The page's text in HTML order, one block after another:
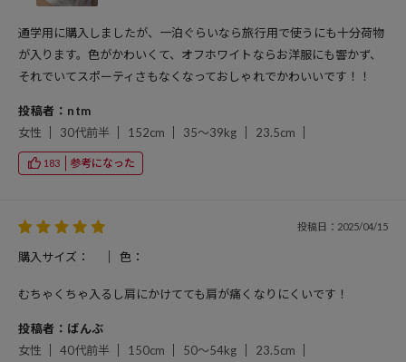
通学用に購入しましたが、一泊ぐらいなら旅行用で使うにも十分荷物
が入ります。色がかわいくて、オフホワイトならお洋服にも響かず、
それでいてスポーティさもなくなっておしゃれでかわいいです！！
投稿者：ntm
女性
30代前半 152cm 35～39kg 23.5cm
183 参考になった
投稿日：2025/04/15
購入サイズ： 色：
むちゃくちゃ入るし肩にかけてても肩が痛くなりにくいです！
投稿者：ばんぶ
女性
40代前半 150cm 50～54kg 23.5cm